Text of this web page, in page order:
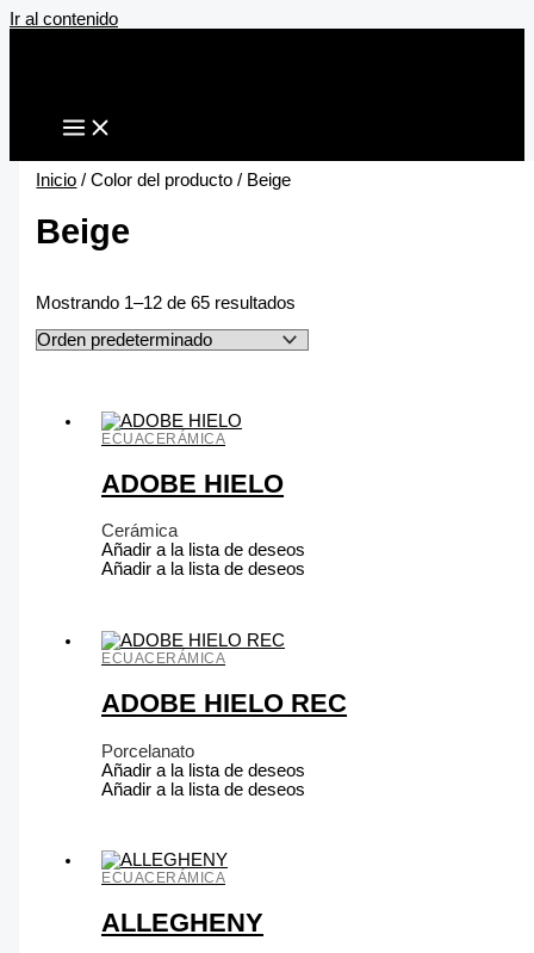
Ir al contenido
Inicio / Color del producto / Beige
Beige
Mostrando 1–12 de 65 resultados
ECUACERÁMICA
ADOBE HIELO
Cerámica
Añadir a la lista de deseos
Añadir a la lista de deseos
ECUACERÁMICA
ADOBE HIELO REC
Porcelanato
Añadir a la lista de deseos
Añadir a la lista de deseos
ECUACERÁMICA
ALLEGHENY